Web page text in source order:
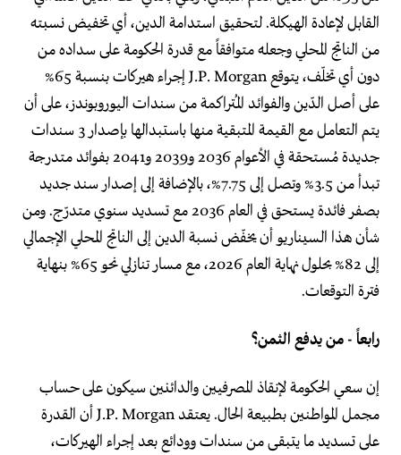
القابل لإعادة الهيكلة. لتحقيق استدامة الدين، أي تخفيض نسبته
من الناتج المحلي وجعله متوافقاً مع قدرة الحكومة على سداده من
دون أي تخلّف، يتوقع J.P. Morgan إجراء هيركات بنسبة 65%
على أصل الدّين والفوائد المُتراكمة من سندات اليوروبوندز، على أن
يتم التعامل مع القيمة المتبقية منها باستبدالها بإصدار 3 سندات
جديدة مُستحقة في الأعوام 2036 و2039 و2041 بفوائد متدرجة
تبدأ من 3.5% وتصل إلى 7.75%، بالإضافة إلى إصدار سند جديد
بصفر فائدة يستحق في العام 2036 مع تسديد سنوي متدرّج. ومن
شأن هذا السيناريو أن يخفّض نسبة الدين إلى الناتج المحلي الإجمالي
إلى 82% بحلول نهاية العام 2026، مع مسار تنازلي نحو 65% بنهاية
فترة التوقعات.
رابعاً - من يدفع الثمن؟
إن سعي الحكومة لإنقاذ المصرفيين والدائنين سيكون على حساب
مجمل المواطنين بطبيعة الحال. يعتقد J.P. Morgan أن القدرة
على تسديد ما يتبقى من سندات وودائع بعد إجراء الهيركات،